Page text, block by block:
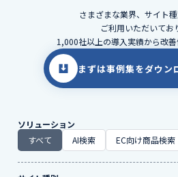
さまざまな業界、サイト
ご利用いただいてお
1,000社以上の導入実績から改善
まずは事例集をダウン
ソリューション
すべて
AI検索 EC向け商品検索